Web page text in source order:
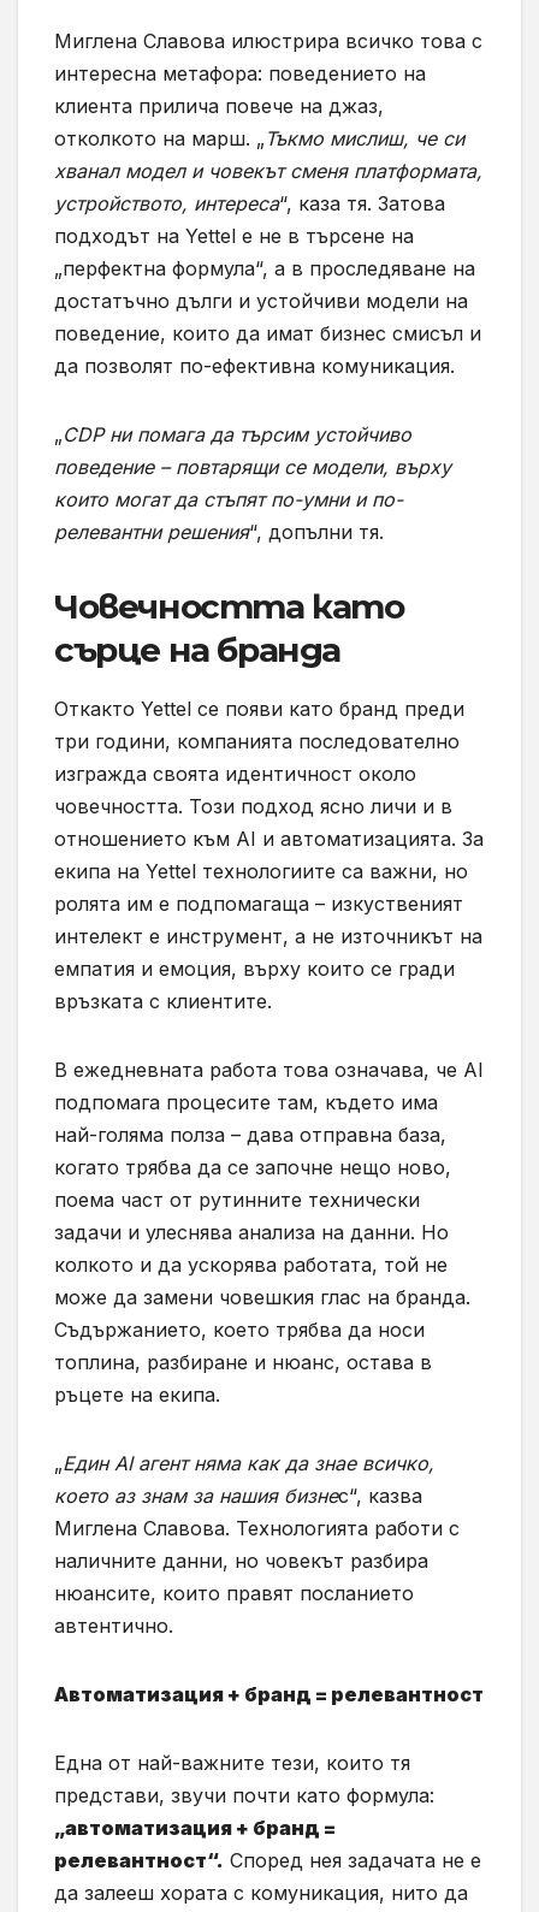
Миглена Славова илюстрира всичко това с
интересна метафора: поведението на
клиента прилича повече на джаз,
отколкото на марш. „ Тъкмо мислиш, че си
хванал модел и човекът сменя платформата,
устройството, интереса“, каза тя. Затова
подходът на Yettel е не в търсене на
„перфектна формула“, а в проследяване на
достатъчно дълги и устойчиви модели на
поведение, които да имат бизнес смисъл и
да позволят по-ефективна комуникация.
„CDP ни помага да търсим устойчиво
поведение – повтарящи се модели, върху
които могат да стъпят по-умни и по-
релевантни решения“, допълни тя.
Човечността като
сърце на бранда
Откакто Yettel се появи като бранд преди
три години, компанията последователно
изгражда своята идентичност около
човечността. Този подход ясно личи и в
отношението към AI и автоматизацията. За
екипа на Yettel технологиите са важни, но
ролята им е подпомагаща – изкуственият
интелект е инструмент, а не източникът на
емпатия и емоция, върху които се гради
връзката с клиентите.
В ежедневната работа това означава, че AI
подпомага процесите там, където има
най-голяма полза – дава отправна база,
когато трябва да се започне нещо ново,
поема част от рутинните технически
задачи и улеснява анализа на данни. Но
колкото и да ускорява работата, той не
може да замени човешкия глас на бранда.
Съдържанието, което трябва да носи
топлина, разбиране и нюанс, остава в
ръцете на екипа.
„Един AI агент няма как да знае всичко,
което аз знам за нашия бизнес“, казва
Миглена Славова. Технологията работи с
наличните данни, но човекът разбира
нюансите, които правят посланието
автентично.
Автоматизация + бранд = релевантност
Една от най-важните тези, които тя
представи, звучи почти като формула:
„автоматизация + бранд =
релевантност“. Според нея задачата не е
да залееш хората с комуникация, нито да